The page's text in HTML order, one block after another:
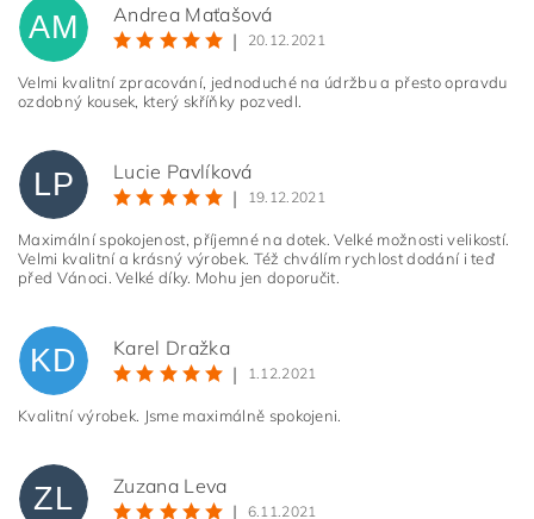
AM
Andrea Maťašová
|
20.12.2021
Velmi kvalitní zpracování, jednoduché na údržbu a přesto opravdu
ozdobný kousek, který skříňky pozvedl.
LP
Lucie Pavlíková
|
19.12.2021
Maximální spokojenost, příjemné na dotek. Velké možnosti velikostí.
Velmi kvalitní a krásný výrobek. Též chválím rychlost dodání i teď
před Vánoci. Velké díky. Mohu jen doporučit.
KD
Karel Dražka
|
1.12.2021
Kvalitní výrobek. Jsme maximálně spokojeni.
ZL
Zuzana Leva
|
6.11.2021